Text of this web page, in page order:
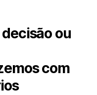
ou
com